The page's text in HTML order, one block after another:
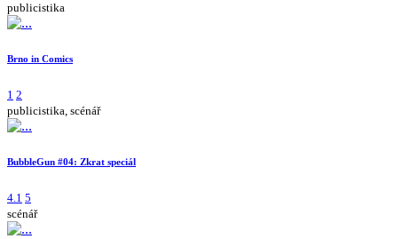
publicistika
Brno in Comics
1 2
publicistika, scénář
BubbleGun #04: Zkrat speciál
4.1 5
scénář